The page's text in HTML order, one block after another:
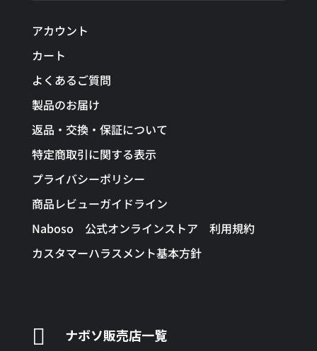
アカウント
カート
よくあるご質問
製品のお届け
返品・交換・保証について
特定商取引に関する表示
プライバシーポリシー
商品レビューガイドライン
Naboso 公式オンラインストア 利用規約
カスタマーハラスメント基本方針
 ナボソ販売店一覧